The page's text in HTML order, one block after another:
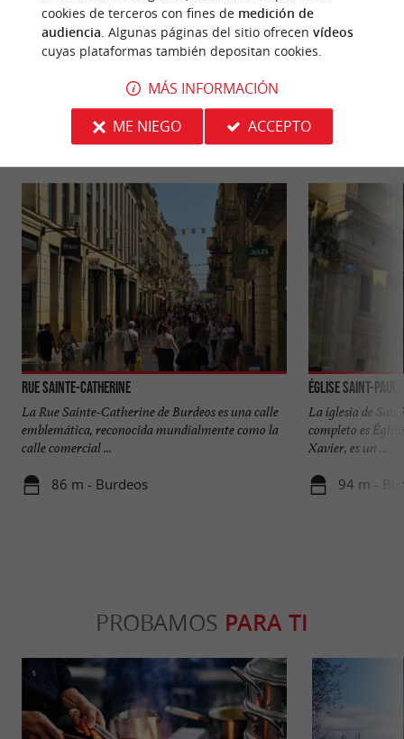
PARA DESCUBRIRALREDEDOR
Descubrir Información Alojamiento
Rue Sainte-Catherine
La Rue Sainte-Catherine de Burdeos es una calle
emblemática, reconocida mundialmente como la
calle comercial ...
86 m - Burdeos
Église Saint-Paul
La iglesia de San
completo es
Xavier, es un ...
94 m -
PROBAMOS PARA TI
cookies de terceros con fines de medición de
audiencia . Algunas páginas del sitio ofrecen vídeos
cuyas plataformas también depositan cookies.
MÁS INFORMACIÓN
ME NIEGO
ACCEPTO